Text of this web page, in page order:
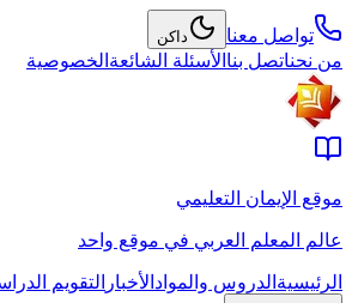
تواصل معنا داكن
من نحناتصل بنا الأسئلة الشائعة الخصوصية
موقع الإيمان التعليمي
عالم المعلم العربي في موقع واحد
الرئيسية الدروس والمواد الأخبار التقويم